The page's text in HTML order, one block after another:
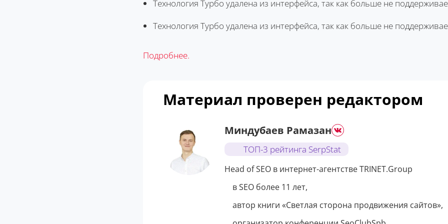
Технология Турбо удалена из интерфейса, так как больше не
Технология Турбо удалена из интерфейса, так как больше не
Подробнее.
Материал проверен редактором
Миндубаев Рамазан
ТОП-3 рейтинга SerpStat
Head of SEO в интернет-агентстве TRINET.Group
в SEO более 11 лет,
автор книги «Светлая сторона продвижения сайтов»,